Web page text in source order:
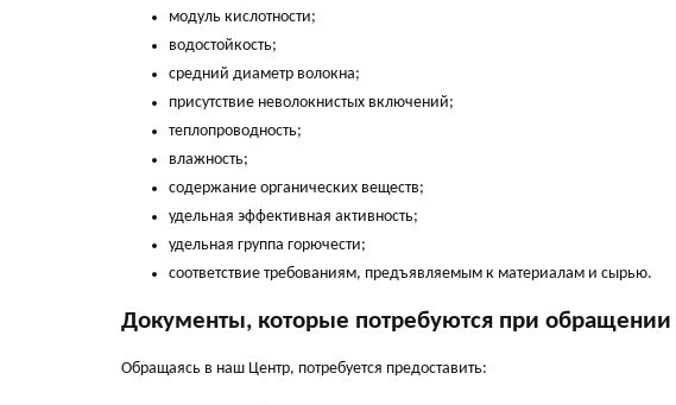
модуль кислотности;
водостойкость;
средний диаметр волокна;
присутствие неволокнистых включений;
теплопроводность;
влажность;
содержание органических веществ;
удельная эффективная активность;
удельная группа горючести;
соответствие требованиям, предъявляемым к материалам и сырью.
Документы, которые потребуются при обращении
Обращаясь в наш Центр, потребуется предоставить: